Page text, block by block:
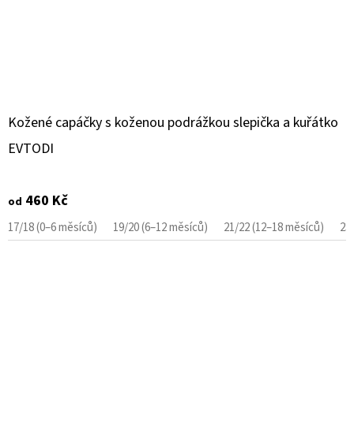
Kožené capáčky s koženou podrážkou slepička a kuřátko
EVTODI
od 460 Kč
17/18 (0–6 měsíců) 19/20 (6–12 měsíců) 21/22 (12–18 měsíců)